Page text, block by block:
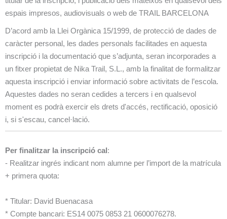
espais impresos, audiovisuals o web de TRAIL BARCELONA
D’acord amb la Llei Orgànica 15/1999, de protecció de dades de
caràcter personal, les dades personals facilitades en aquesta
inscripció i la documentació que s’adjunta, seran incorporades a
un fitxer propietat de Nika Trail, S.L., amb la finalitat de formalitzar
aquesta inscripció i enviar informació sobre activitats de l’escola.
Aquestes dades no seran cedides a tercers i en qualsevol
moment es podrà exercir els drets d'accés, rectificació, oposició
i, si s'escau, cancel·lació.
Per finalitzar la inscripció cal:
- Realitzar ingrés indicant nom alumne per l’import de la matrícula
+ primera quota:
* Titular: David Buenacasa
* Compte bancari: ES14 0075 0853 21 0600076278.